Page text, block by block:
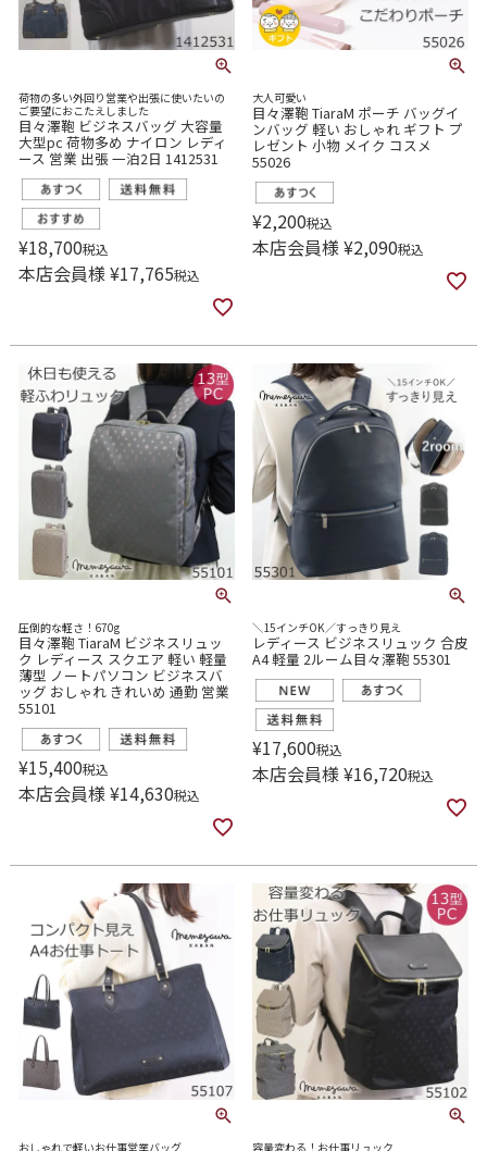
荷物の多い外回り営業や出張に使いたいの
ご要望におこたえしました
目々澤鞄 ビジネスバッグ 大容量
大型pc 荷物多め ナイロン レディ
ース 営業 出張 一泊2日 1412531
¥18,700税込
本店会員様¥17,765税込
大人可愛い
目々澤鞄 TiaraM ポーチ バッグイ
ンバッグ 軽い おしゃれ ギフト プ
レゼント 小物 メイク コスメ
55026
¥2,200税込
本店会員様¥2,090税込
圧倒的な軽さ！670g
目々澤鞄 TiaraM ビジネスリュッ
ク レディース スクエア 軽い 軽量
薄型 ノートパソコン ビジネスバ
ッグ おしゃれ きれいめ 通勤 営業
55101
¥15,400税込
本店会員様¥14,630税込
＼15インチOK／すっきり見え
レディース ビジネスリュック 合皮
A4 軽量 2ルーム目々澤鞄 55301
¥17,600税込
本店会員様¥16,720税込
おしゃれで軽いお仕事営業バッグ 容量変わる！お仕事リュック